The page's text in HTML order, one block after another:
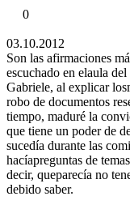
0
03.10.2012
Son las afirmaciones
escuchado en elaula
Gabriele, al explicar
robo de documentos
tiempo, maduré la
que tiene un poder de
sucedía durante las
hacíapreguntas de
decir, queparecía no
debido saber.